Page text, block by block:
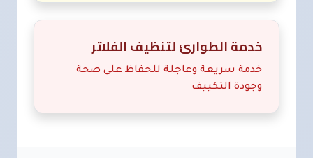
خدمة الطوارئ لتنظيف الفلاتر
خدمة سريعة وعاجلة للحفاظ على صحة
وجودة التكييف